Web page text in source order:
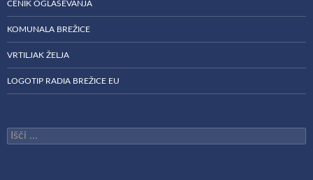
CENIK OGLAŠEVANJA
KOMUNALA BREŽICE
VRTILJAK ŽELJA
LOGOTIP RADIA BREŽICE EU
Išči: